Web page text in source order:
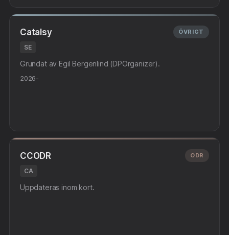
Catalsy
SE
ÖVRIGT
Grundat av Egil Bergenlind (DPOrganizer).
2026-
CCODR
CA
ODR
Uppdateras inom kort.